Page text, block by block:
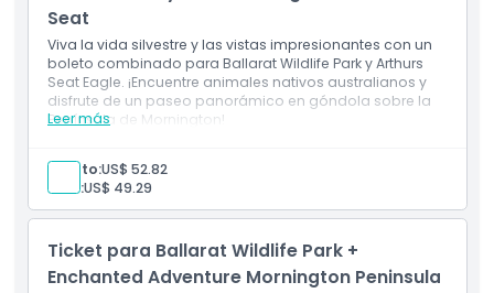
Seat
Viva la vida silvestre y las vistas impresionantes con un
boleto combinado para Ballarat Wildlife Park y Arthurs
Seat Eagle. ¡Encuentre animales nativos australianos y
disfrute de un paseo panorámico en góndola sobre la
Península de Mornington!
Leer más
Adulto:US$ 52.82
Niño:US$ 49.29
Ticket para Ballarat Wildlife Park +
Enchanted Adventure Mornington Peninsula